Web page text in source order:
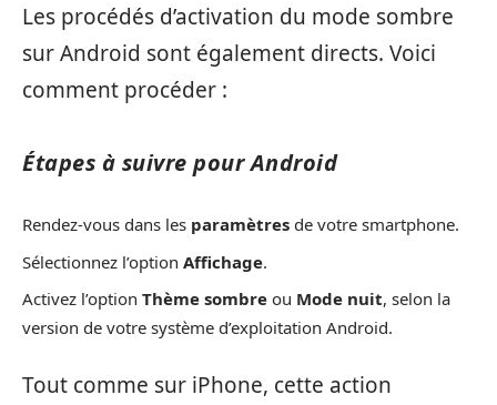
Les procédés d’activation du mode sombre
sur Android sont également directs. Voici
comment procéder :
Étapes à suivre pour Android
Rendez-vous dans les paramètres de votre smartphone.
Sélectionnez l’option Affichage.
Activez l’option Thème sombre ou Mode nuit, selon la
version de votre système d’exploitation Android.
Tout comme sur iPhone, cette action